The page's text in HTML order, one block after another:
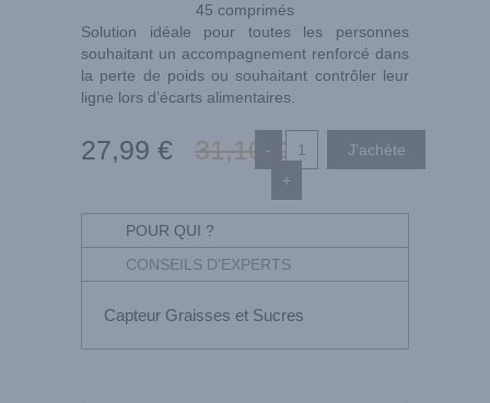
45 comprimés
Solution idéale pour toutes les personnes
souhaitant un accompagnement renforcé dans
la perte de poids ou souhaitant contrôler leur
ligne lors d’écarts alimentaires.
27,99 € 31,10 €
-
+
POUR QUI ?
CONSEILS D'EXPERTS
Capteur Graisses et Sucres